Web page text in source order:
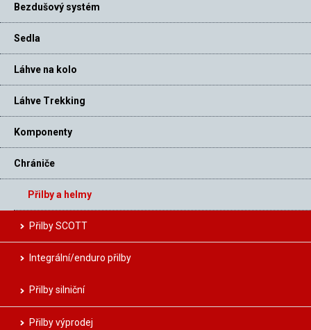
Bezdušový systém
Sedla
Láhve na kolo
Láhve Trekking
Komponenty
Chrániče
Přilby a helmy
Přilby SCOTT
Integrální/enduro přilby
Přilby silniční
Přilby výprodej